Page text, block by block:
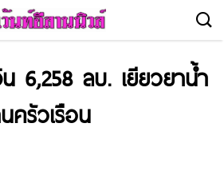
น 6,258 ลบ. เยียวยาน้ำ
ครัวเรือน